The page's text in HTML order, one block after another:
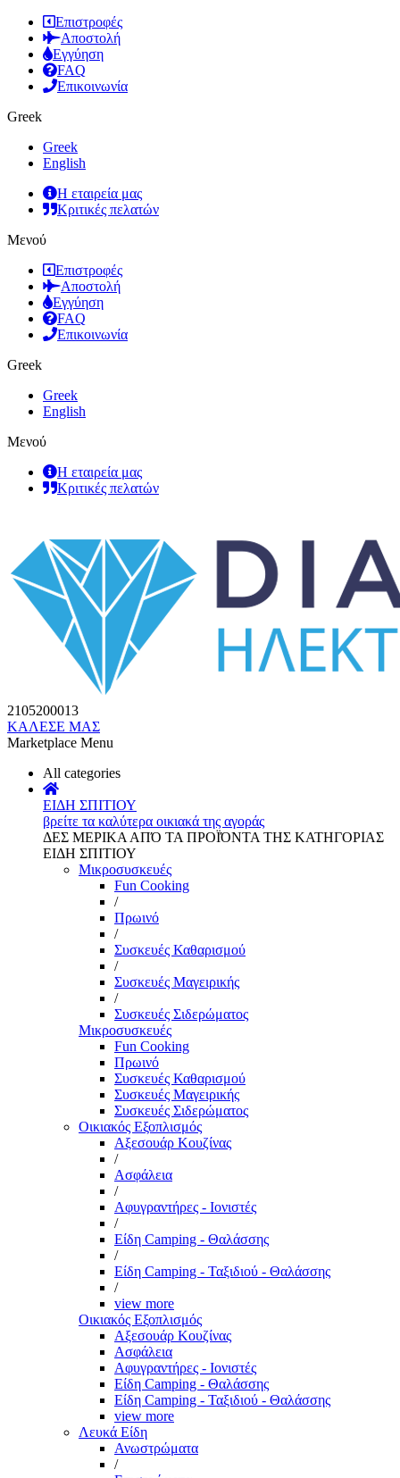
Επιστροφές
Αποστολή
Εγγύηση
FAQ
Επικοινωνία
Greek
Greek
English
Η εταιρεία μας
Κριτικές πελατών
Μενού
Επιστροφές
Αποστολή
Εγγύηση
FAQ
Επικοινωνία
Greek
Greek
English
Μενού
Η εταιρεία μας
Κριτικές πελατών
2105200013
ΚΑΛΕΣΕ ΜΑΣ
Marketplace Menu
All categories
ΕΙΔΗ ΣΠΙΤΙΟΥ
βρείτε τα καλύτερα οικιακά της αγοράς
ΔΕΣ ΜΕΡΙΚΑ ΑΠΌ ΤΑ ΠΡΟΪΌΝΤΑ ΤΗΣ ΚΑΤΗΓΟΡΙΑΣ
ΕΙΔΗ ΣΠΙΤΙΟΥ
Μικροσυσκευές
Fun Cooking
/
Πρωινό
/
Συσκευές Καθαρισμού
/
Συσκευές Μαγειρικής
/
Συσκευές Σιδερώματος
Μικροσυσκευές
Fun Cooking
Πρωινό
Συσκευές Καθαρισμού
Συσκευές Μαγειρικής
Συσκευές Σιδερώματος
Οικιακός Εξοπλισμός
Αξεσουάρ Κουζίνας
/
Ασφάλεια
/
Αφυγραντήρες - Ιονιστές
/
Είδη Camping - Θαλάσσης
/
Είδη Camping - Ταξιδιού - Θαλάσσης
/
view more
Οικιακός Εξοπλισμός
Αξεσουάρ Κουζίνας
Ασφάλεια
Αφυγραντήρες - Ιονιστές
Είδη Camping - Θαλάσσης
Είδη Camping - Ταξιδιού - Θαλάσσης
view more
Λευκά Είδη
Ανωστρώματα
/